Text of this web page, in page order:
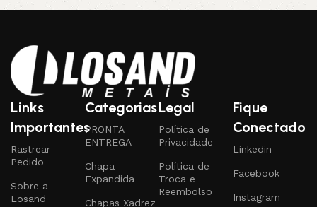
Links
Importantes
Rastrear
Pedido
Sobre a
Losand
Categorias
PRONTA
ENTREGA
Chapa
Expandida
Chapas Xadrez
Legal
Política de
Privacidade
Política de
Troca e
Reembolso
Fique
Conectado
Linkedin
Facebook
Instagram